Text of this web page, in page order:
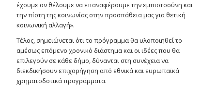
έχουμε αν θέλουμε να επαναφέρουμε την εμπιστοσύνη και
την πίστη της κοινωνίας στην προσπάθεια μας για θετική
κοινωνική αλλαγή».
Τέλος, σημειώνεται ότι το πρόγραμμα θα υλοποιηθεί το
αμέσως επόμενο χρονικό διάστημα και οι ιδέες που θα
επιλεγούν σε κάθε δήμο, δύνανται στη συνέχεια να
διεκδικήσουν επιχορήγηση από εθνικά και ευρωπαϊκά
χρηματοδοτικά προγράμματα.